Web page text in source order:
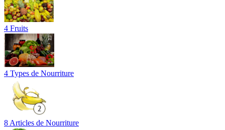
4 Fruits
4 Types de Nourriture
8 Articles de Nourriture